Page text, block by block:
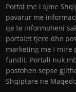
Portal me Lajme
pavarur me
qe te informoheni
portalet tjere dhe
marketing me i mire
fundit. Portali nuk
postohen sepse
Shqiptare ne